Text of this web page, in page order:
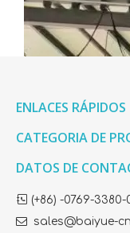
ENLACES RÁPIDOS
CATEGORIA DE
DATOS DE
 (+86) -0769-3380-
 sales@baiyue-